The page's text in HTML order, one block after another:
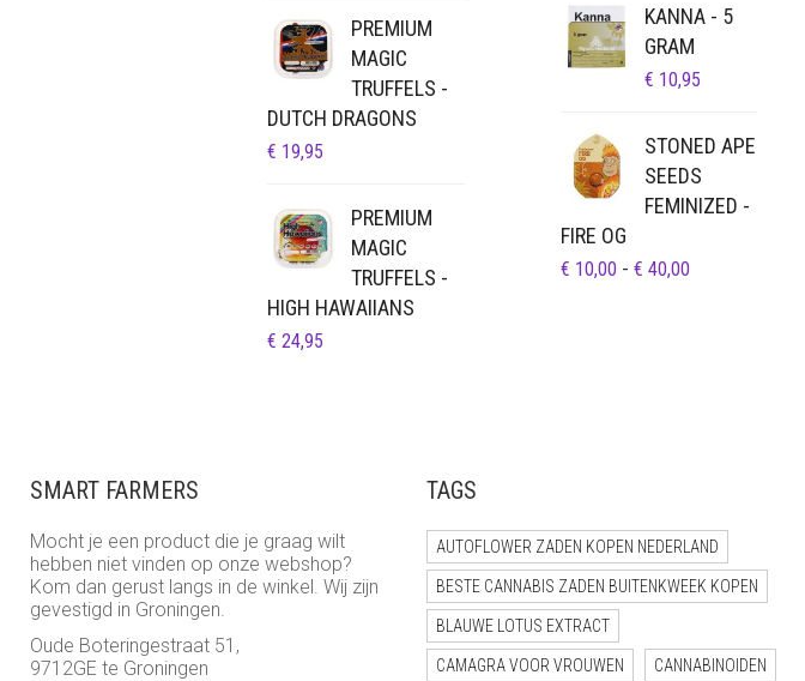
PREMIUM
MAGIC
TRUFFELS -
DUTCH DRAGONS
€ 19,95
PREMIUM
MAGIC
TRUFFELS -
HIGH HAWAIIANS
€ 24,95
KANNA - 5
GRAM
€ 10,95
STONED APE
SEEDS
FEMINIZED -
FIRE OG
€ 10,00 - € 40,00PRIJSKLASSE:
SMART FARMERS
Mocht je een product die je graag wilt
hebben niet vinden op onze webshop?
Kom dan gerust langs in de winkel. Wij zijn
gevestigd in Groningen.
Oude Boteringestraat 51,
9712GE te Groningen
TAGS
AUTOFLOWER ZADEN KOPEN NEDERLAND
BESTE CANNABIS ZADEN BUITENKWEEK KOPEN
BLAUWE LOTUS EXTRACT
CAMAGRA VOOR VROUWEN CANNABINOIDEN